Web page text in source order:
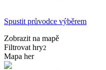
Spustit průvodce výběrem
Zobrazit na mapě
Filtrovat hry2
Mapa her